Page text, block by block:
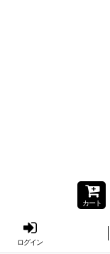
カート
ログイン